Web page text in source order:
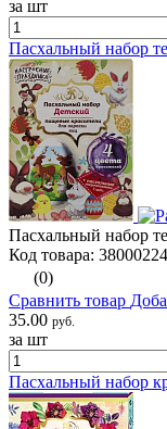
за шт
Пасхальный набор
Пасхальный набор
Код товара: 38000224
(0)
Сравнить товар
35.00 руб.
за шт
Пасхальный набор